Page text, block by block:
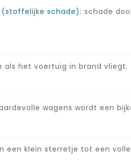
(stoffelijke schade): schade
als het voertuig in brand vliegt.
wagens wordt een
een klein sterretje tot een